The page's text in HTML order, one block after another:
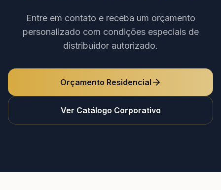
Entre em contato e receba um orçamento
personalizado com condições especiais de
distribuidor autorizado.
Orçamento Residencial
Ver Catálogo Corporativo